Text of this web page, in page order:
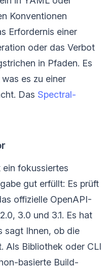
Konventionen
Erfordernis einer
oder das Verbot
in Pfaden. Es
es zu einer
Das Spectral-
fokussiertes
gut erfüllt: Es prüft
offizielle OpenAPI-
3.0 und 3.1. Es hat
sagt Ihnen, ob die
Als Bibliothek oder CLI
basierte Build-